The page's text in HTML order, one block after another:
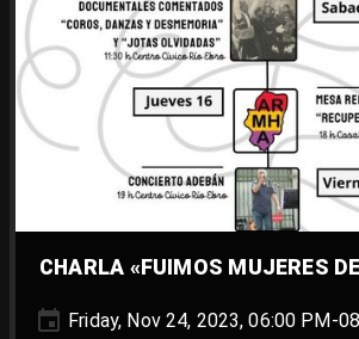
CHARLA «FUIMOS MUJERES
Friday, Nov 24, 2023, 06:00 PM-